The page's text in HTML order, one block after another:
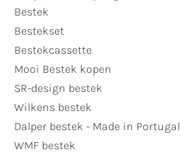
Bestek
Bestekset
Bestekcassette
Mooi Bestek kopen
SR-design bestek
Wilkens bestek
Dalper bestek - Made in Portugal
WMF bestek